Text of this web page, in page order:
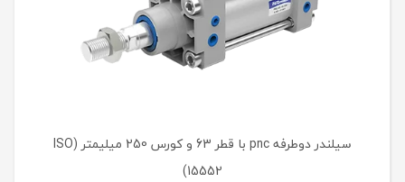
سیلندر دوطرفه pnc با قطر 63 و کورس 250 میلیمتر (ISO
15552)